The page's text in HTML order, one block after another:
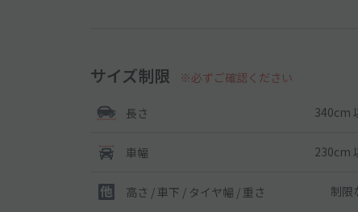
サイズ制限 ※必ずご確認ください
長さ 340cm
車幅 230cm
高さ / 車下 / タイヤ幅 / 重さ 制限